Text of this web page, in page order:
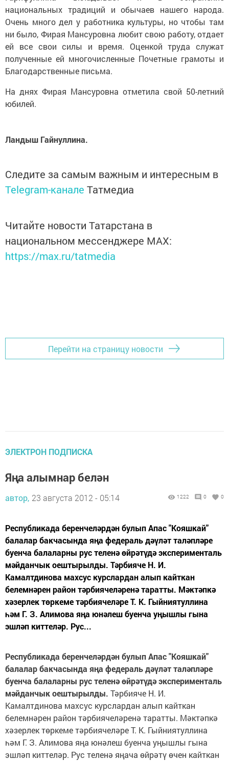
национальных традиций и обычаев нашего народа.
Очень много дел у работника культуры, но чтобы там
ни было, Фирая Мансуровна любит свою работу, отдает
ей все свои силы и время. Оценкой труда служат
полученные ей многочисленные Почетные грамоты и
Благодарственные письма.
На днях Фирая Мансуровна отметила свой 50-летний
юбилей.
Ландыш Гайнуллина.
Следите за самым важным и интересным в
Telegram-канале Татмедиа
Читайте новости Татарстана в
национальном мессенджере MАХ:
https://max.ru/tatmedia
Перейти на страницу новости
ЭЛЕКТРОН ПОДПИСКА
Яңа алымнар белән
автор, 23 августа 2012 - 05:14 1222 0 0
Республикада беренчеләрдән булып Апас "Кояшкай"
балалар бакчасында яңа федераль дәүләт таләпләре
буенча балаларны рус теленә өйрәтүдә эксперименталь
мәйданчык оештырылды. Тәрбияче Н. И.
Камалтдинова махсус курслардан алып кайткан
белемнәрен район тәрбиячеләренә таратты. Мәктәпкә
хәзерлек төркеме тәрбиячеләре Т. К. Гыйниятуллина
һәм Г. З. Алимова яңа юнәлеш буенча уңышлы гына
эшләп киттеләр. Рус...
Республикада беренчеләрдән булып Апас "Кояшкай"
балалар бакчасында яңа федераль дәүләт таләпләре
буенча балаларны рус теленә өйрәтүдә эксперименталь
мәйданчык оештырылды. Тәрбияче Н. И.
Камалтдинова махсус курслардан алып кайткан
белемнәрен район тәрбиячеләренә таратты. Мәктәпкә
хәзерлек төркеме тәрбиячеләре Т. К. Гыйниятуллина
һәм Г. З. Алимова яңа юнәлеш буенча уңышлы гына
эшләп киттеләр. Рус теленә яңача өйрәтү өчен кайткан